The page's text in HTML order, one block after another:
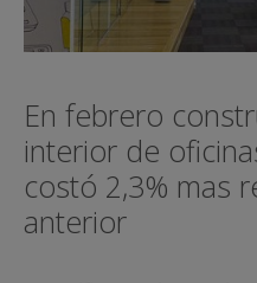
En febrero
interior de
costó 2,3% mas
anterior